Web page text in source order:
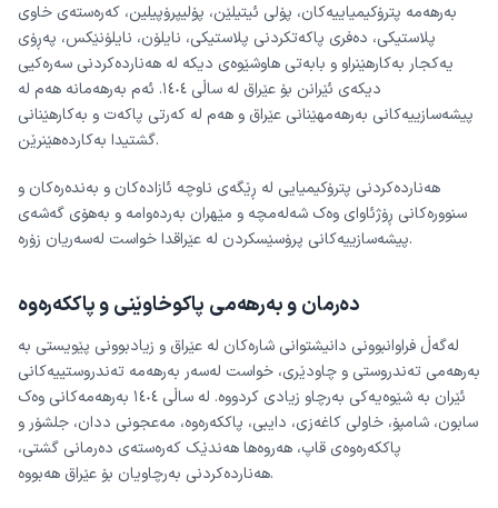
بەرهەمە پترۆکیمیاییەکان، پۆلی ئیتیلێن، پۆلیپرۆپیلین، کەرەستەی خاوی
پلاستیکی، دەفری پاکەتکردنی پلاستیکی، نایلۆن، نایلۆنێکس، پەڕۆی
یەکجار بەکارهێنراو و بابەتی هاوشێوەی دیکە لە هەناردەکردنی سەرەکیی
دیکەی ئێرانن بۆ عێراق لە ساڵی ١٤٠٤. ئەم بەرهەمانە هەم لە
پیشەسازییەکانی بەرهەمهێنانی عێراق و هەم لە کەرتی پاکەت و بەکارهێنانی
گشتیدا بەکاردەهێنرێن.
هەناردەکردنی پترۆکیمیایی لە ڕێگەی ناوچە ئازادەکان و بەندەرەکان و
سنوورەکانی ڕۆژئاوای وەک شەلەمچە و مێهران بەردەوامە و بەهۆی گەشەی
پیشەسازییەکانی پرۆسێسکردن لە عێراقدا خواست لەسەریان زۆرە.
دەرمان و بەرهەمی پاکوخاوێنی و پاککەرەوە
لەگەڵ فراوانبوونی دانیشتوانی شارەکان لە عێراق و زیادبوونی پێویستی بە
بەرهەمی تەندروستی و چاودێری، خواست لەسەر بەرهەمە تەندروستییەکانی
ئێران بە شێوەیەکی بەرچاو زیادی کردووە. لە ساڵی ١٤٠٤ بەرهەمەکانی وەک
سابون، شامپۆ، خاولی کاغەزی، دایبی، پاککەرەوە، مەعجونی ددان، جلشۆر و
پاککەرەوەی قاپ، هەروەها هەندێک کەرەستەی دەرمانی گشتی،
هەناردەکردنی بەرچاویان بۆ عێراق هەبووە.